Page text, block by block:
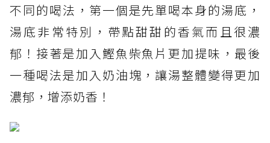
不同的喝法，第一個是先單喝本身的湯底，
湯底非常特別，帶點甜甜的香氣而且很濃
郁！接著是加入鰹魚柴魚片更加提味，最後
一種喝法是加入奶油塊，讓湯整體變得更加
濃郁，增添奶香！